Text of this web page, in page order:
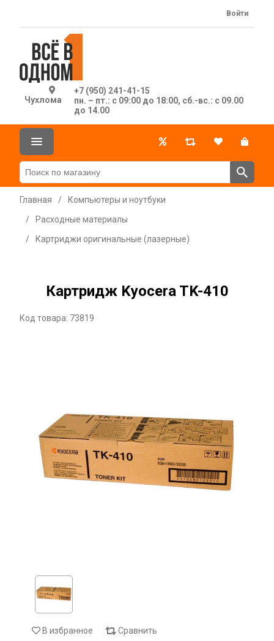
Чухлома
+7 (950) 241-41-15
пн. – пт.: с 09:00 до 18:00, сб.-вс.: с 09.00
до 14.00
Войти
Главная /
Компьютеры и ноутбуки
/
Расходные материалы
/
Картриджи оригинальные (лазерные)
Картридж Kyocera TK-410
Код товара: 73819
В избранное Сравнить